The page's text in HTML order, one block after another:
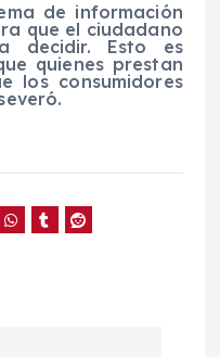
de información
que el ciudadano
decidir. Esto es
quienes prestan
los consumidores